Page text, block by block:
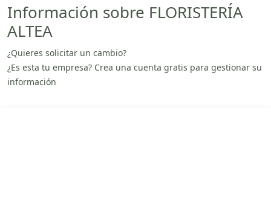
Información sobre FLORISTERÍA
ALTEA
¿Quieres solicitar un cambio?
¿Es esta tu empresa? Crea una cuenta gratis para gestionar su
información